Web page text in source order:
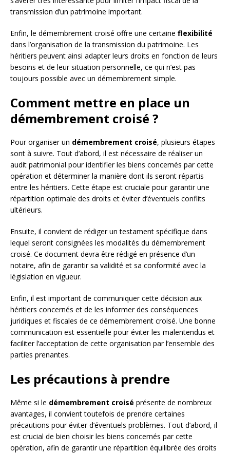
transmission d’un patrimoine important.
Enfin, le démembrement croisé offre une certaine flexibilité
dans l’organisation de la transmission du patrimoine. Les
héritiers peuvent ainsi adapter leurs droits en fonction de leurs
besoins et de leur situation personnelle, ce qui n’est pas
toujours possible avec un démembrement simple.
Comment mettre en place un
démembrement croisé ?
Pour organiser un démembrement croisé, plusieurs étapes
sont à suivre. Tout d’abord, il est nécessaire de réaliser un
audit patrimonial pour identifier les biens concernés par cette
opération et déterminer la manière dont ils seront répartis
entre les héritiers. Cette étape est cruciale pour garantir une
répartition optimale des droits et éviter d’éventuels conflits
ultérieurs.
Ensuite, il convient de rédiger un testament spécifique dans
lequel seront consignées les modalités du démembrement
croisé. Ce document devra être rédigé en présence d’un
notaire, afin de garantir sa validité et sa conformité avec la
législation en vigueur.
Enfin, il est important de communiquer cette décision aux
héritiers concernés et de les informer des conséquences
juridiques et fiscales de ce démembrement croisé. Une bonne
communication est essentielle pour éviter les malentendus et
faciliter l’acceptation de cette organisation par l’ensemble des
parties prenantes.
Les précautions à prendre
Même si le démembrement croisé présente de nombreux
avantages, il convient toutefois de prendre certaines
précautions pour éviter d’éventuels problèmes. Tout d’abord, il
est crucial de bien choisir les biens concernés par cette
opération, afin de garantir une répartition équilibrée des droits